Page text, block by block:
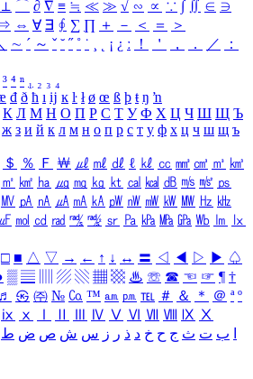
⊥ ⌒ ∂ ∇ ≡ ≒ ≪ ≫ √ ∽ ∝ ∵ ∫ ∬ ∈ ∋
⇔ ∀ ∃ ∮ ∑ ∏ ＋ － ＜ ＝
＞
∼ ´ ～ ˇ ˘ ˝ ˚ ˙ ¸ ¡ ¿ ː ！ ＇ ， ． ／
：
³ ⁴ ⁿ ₁ ₂ ₃ ₄
đ ð ħ ı ĳ ĸ ŀ ł ø œ ß þ ŧ ŋ ŉ
К Л М Н О П Р С Т У Ф Х Ц Ч Ш Щ Ъ
ж з и й к л м н о п р с т у ф х ц ч ш щ ъ
＄ ％ Ｆ ￦ ㎕ ㎖ ㎗ ℓ ㎘ ㏄ ㎣ ㎤ ㎥ ㎦
㎡ ㎢ ㏊ ㎍ ㎎ ㎏ ㏏ ㎈ ㎉ ㏈ ㎧ ㎨ ㎰
㎹ ㎀ ㎁ ㎂ ㎃ ㎄ ㎺ ㎻ ㎽ ㎾ ㎿ ㎐ ㎑
㏖ ㏅ ㎭ ㎮ ㎯ ㏛ ㎩ ㎪ ㎫ ㎬ ㏝ ㏐
㏓
□ ■ △ ▽ → ← ↑ ↓ ↔ 〓 ◁ ◀ ▷ ▶ ♤
▒ ▤ ▨ ▧ ▦ ▩ ♨ ☏ ☎ ☜ ☞ ¶ †
♬ ㉿ ㈜ № ㏇ ™ ㏂ ㏘ ℡ ＃ ＆ ＊ ＠ ª º
ⅸ ⅹ Ⅳ Ⅴ Ⅵ Ⅶ Ⅷ Ⅸ Ⅹ
ب ت ث ج ح خ د ذ ر ز س ش ص ض ط